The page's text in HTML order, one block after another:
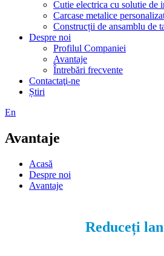
Cutie electrica cu solutie de
Carcase metalice
Construcții de ansamblu de
Despre noi
Profilul Companiei
Avantaje
Întrebări frecvente
Contactaţi-ne
Știri
En
Avantaje
Acasă
Despre noi
Avantaje
Reduceți